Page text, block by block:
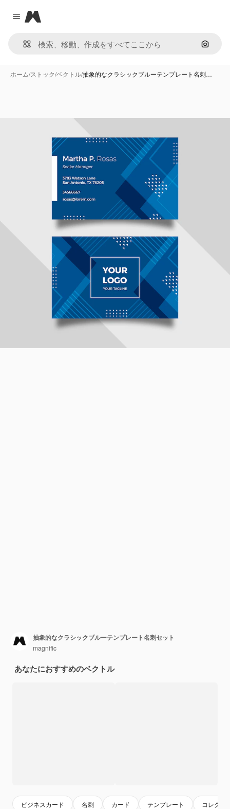
Close menu
Magnific
画像で
ホーム/ストック/ベクトル/抽象的なクラシックブルーテンプレート名刺…
抽象的なクラシックブルーテンプレート名刺セット
magnific
あなたにおすすめのベクトル
ビジネスカード 名刺 カード テンプレート コレクシ